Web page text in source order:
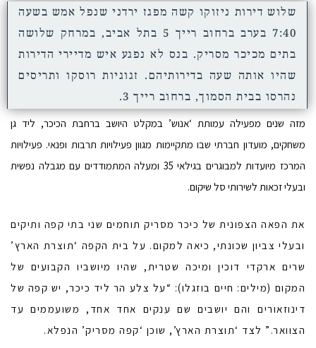
שלוש דירות ניזוקו קשה מפגז ירדני שנפל אמש בשעה
7:40 בערב ברחוב רייך 5 בתל אביב, במרחק שלושה
בתים מכיכר מסריק. בנס לא נפגע איש מדיירי הדירות
שהיו אותה שעה בדירותיהם. זגוגיות רוסקו ותריסים
נהרסו בבית הסמוך, ברחוב רייך 3.
מזה שנים מפעילה עמותת ‘אנוש’ במקלט היושב ברחבת הכיכר, ליד גן
משחקים, מועדון חברתי שבו מתקיימות מגוון פעילויות תרבות ופנאי. פעילויות
המרכז מיועדות למבוגרים בגילאי 35 ומעלה המתמודדים עם מגבלה נפשית
ובעלי זכאות לשירותי סל שיקום.
את הפאה הצפונית של כיכר מסריק תוחמים שני בתי קפה ותיקים
ובעלי צביון שכונתי, כיאה למקום. על בית הקפה ‘תוצרת הארץ’
שרים ארקדי דוכין ומיכה שטרית, שהיו מיושביו הקבועים של
המקום (מילים: חיים בוזגלו): “על צלע הר ליד כיכר, יש קפה של
דינוזאורים והם יושבים שם ענקים אחד אחד, משועממים עד
הצוואר.” לצד ‘תוצרת הארץ’, שוכן ‘קפה מסריק’ הנפלא.